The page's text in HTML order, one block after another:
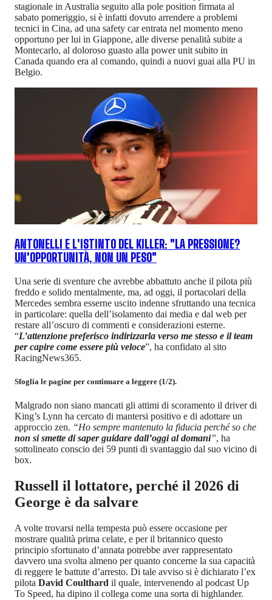
stagionale in Australia seguito alla pole position firmata al
sabato pomeriggio, si è infatti dovuto arrendere a problemi
tecnici in Cina, ad una safety car entrata nel momento meno
opportuno per lui in Giappone, alle diverse penalità subite a
Montecarlo, al doloroso guasto alla power unit subito in
Canada quando era al comando, quindi a nuovi guai alla PU in
Belgio.
ANTONELLI E L'ISTINTO DEL KILLER: "LA PRESSIONE?
UN'OPPORTUNITÀ, NON UN PESO"
Una serie di sventure che avrebbe abbattuto anche il pilota più
freddo e solido mentalmente, ma, ad oggi, il portacolari della
Mercedes sembra esserne uscito indenne sfruttando una tecnica
in particolare: quella dell’isolamento dai media e dal web per
restare all’oscuro di commenti e considerazioni esterne.
“L’attenzione preferisco indirizzarla verso me stesso e il team
per capire come essere più veloce”, ha confidato al sito
RacingNews365.
Sfoglia le pagine per continuare a leggere (1/2).
Malgrado non siano mancati gli attimi di scoramento il driver di
King’s Lynn ha cercato di mantersi positivo e di adottare un
approccio zen. “Ho sempre mantenuto la fiducia perché so che
non si smette di saper guidare dall’oggi al domani”, ha
sottolineato conscio dei 59 punti di svantaggio dal suo vicino di
box.
Russell il lottatore, perché il 2026 di
George è da salvare
A volte trovarsi nella tempesta può essere occasione per
mostrare qualità prima celate, e per il britannico questo
principio sfortunato d’annata potrebbe aver rappresentato
davvero una svolta almeno per quanto concerne la sua capacità
di reggere le battute d’arresto. Di tale avviso si è dichiarato l’ex
pilota David Coulthard il quale, intervenendo al podcast Up
To Speed, ha dipino il collega come una sorta di highlander.